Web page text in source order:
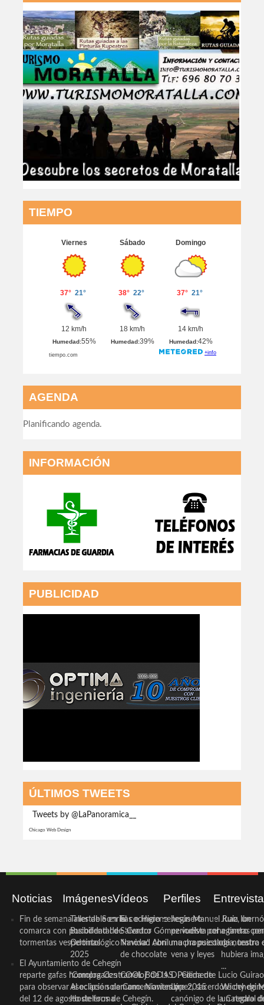
TIEMPO
AGENDA
Planificando agenda.
INFORMACIÓN
PUBLICIDAD
ÚLTIMOS TWEETS
Tweets by @LaPanoramica__
Chicago Web Design
Noticias
Fin de semana inestable en la
comarca con posibilidad de
tormentas vespertinas
El Ayuntamiento de Cehegín
reparte gafas homologadas
para observar el eclipse solar
del 12 de agosto de forma
Imágenes
Taller de Sonrisas e Higiene
Bucodental de ‘Centro
Odontológico Innova’. Abril
2025
‘Compra Contrarreloj’ de la
Asociación de Comerciantes y
Hosteleros de Cehegín.
Vídeos
El cocinero ceheginero
Salvador Gómez vuelve por
Navidad con una propuesta
de chocolate
COOL BODAS. Pedida de
mano. Noviembre 2015
Perfiles
Jesús Manuel Ruiz, un
periodista ceheginero con
mucha psicología, teatro
vena y leyes
D. Clemente Lucio Guirao
López, sacerdote
canónigo de la Catedral
Juan
a tantas
de nuestra
hubiera
...
Wichy de
un regalo